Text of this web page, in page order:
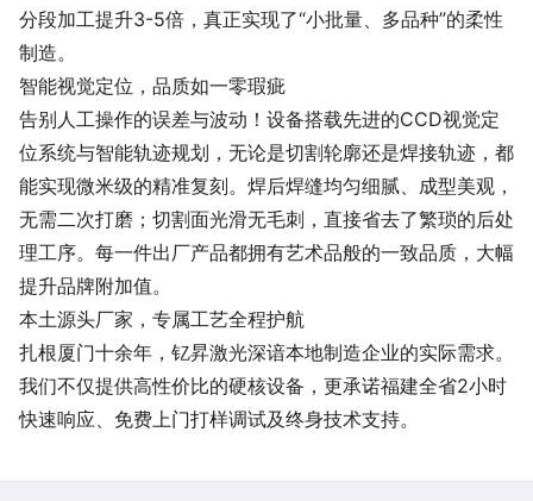
分段加工提升3-5倍，真正实现了“小批量、多品种”的柔性
制造。
智能视觉定位，品质如一零瑕疵
告别人工操作的误差与波动！设备搭载先进的CCD视觉定
位系统与智能轨迹规划，无论是切割轮廓还是焊接轨迹，都
能实现微米级的精准复刻。焊后焊缝均匀细腻、成型美观，
无需二次打磨；切割面光滑无毛刺，直接省去了繁琐的后处
理工序。每一件出厂产品都拥有艺术品般的一致品质，大幅
提升品牌附加值。
本土源头厂家，专属工艺全程护航
扎根厦门十余年，钇昇激光深谙本地制造企业的实际需求。
我们不仅提供高性价比的硬核设备，更承诺福建全省2小时
快速响应、免费上门打样调试及终身技术支持。